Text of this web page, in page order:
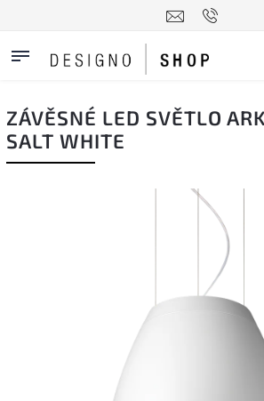
ZÁVĚSNÉ LED SVĚTLO
SALT WHITE